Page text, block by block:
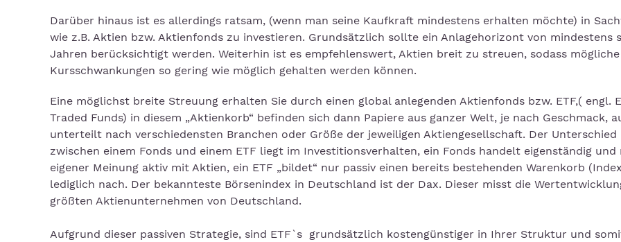
Darüber hinaus ist es allerdings ratsam, (wenn man seine Kaufkraft mindestens erhalten möchte) in
wie z.B. Aktien bzw. Aktienfonds zu investieren. Grundsätzlich sollte ein Anlagehorizont von mindestens
Jahren berücksichtigt werden. Weiterhin ist es empfehlenswert, Aktien breit zu streuen, sodass mögliche
Kursschwankungen so gering wie möglich gehalten werden können.
Eine möglichst breite Streuung erhalten Sie durch einen global anlegenden Aktienfonds bzw. ETF,( engl.
Traded Funds) in diesem „Aktienkorb“ befinden sich dann Papiere aus ganzer Welt, je nach Geschmack,
unterteilt nach verschiedensten Branchen oder Größe der jeweiligen Aktiengesellschaft. Der Unterschied
zwischen einem Fonds und einem ETF liegt im Investitionsverhalten, ein Fonds handelt eigenständig und
eigener Meinung aktiv mit Aktien, ein ETF „bildet“ nur passiv einen bereits bestehenden Warenkorb
lediglich nach. Der bekannteste Börsenindex in Deutschland ist der Dax. Dieser misst die
größten Aktienunternehmen von Deutschland.
Aufgrund dieser passiven Strategie, sind ETF`s grundsätzlich kostengünstiger in Ihrer Struktur und